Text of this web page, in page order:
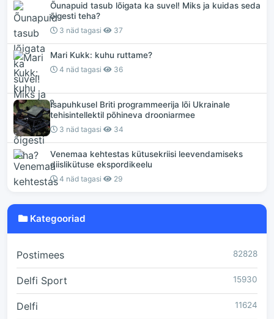
Õunapuid tasub lõigata ka suvel! Miks ja kuidas seda
õigesti teha?
3 näd tagasi 37
Mari Kukk: kuhu ruttame?
4 näd tagasi 36
Isapuhkusel Briti programmeerija lõi Ukrainale
tehisintellektil põhineva drooniarmee
3 näd tagasi 34
Venemaa kehtestas kütusekriisi leevendamiseks
diislikütuse ekspordikeelu
4 näd tagasi 29
Kategooriad
Postimees 82828
Delfi Sport 15930
Delfi 11624